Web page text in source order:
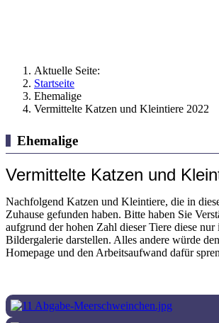
Aktuelle Seite:
Startseite
Ehemalige
Vermittelte Katzen und Kleintiere 2022
Ehemalige
Vermittelte Katzen und
Nachfolgend Katzen und Kleintiere, die in
Zuhause gefunden haben. Bitte haben Sie
aufgrund der hohen Zahl dieser Tiere diese
Bildergalerie darstellen. Alles andere würde
Homepage und den Arbeitsaufwand dafür